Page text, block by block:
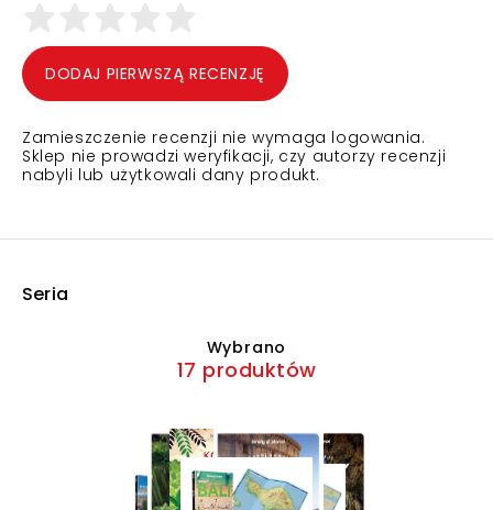
DODAJ PIERWSZĄ RECENZJĘ
Zamieszczenie recenzji nie wymaga logowania.
Sklep nie prowadzi weryfikacji, czy autorzy recenzji
nabyli lub użytkowali dany produkt.
Seria
Wybrano
17 produktów